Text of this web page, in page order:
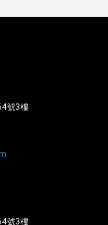
號3樓
號3樓